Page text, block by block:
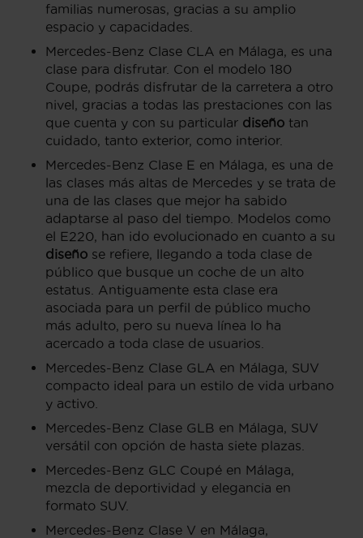
familias numerosas, gracias a su amplio
espacio y capacidades.
Mercedes-Benz Clase CLA en Málaga, es una
clase para disfrutar. Con el modelo 180
Coupe, podrás disfrutar de la carretera a otro
nivel, gracias a todas las prestaciones con las
que cuenta y con su particular diseño tan
cuidado, tanto exterior, como interior.
Mercedes-Benz Clase E en Málaga, es una de
las clases más altas de Mercedes y se trata de
una de las clases que mejor ha sabido
adaptarse al paso del tiempo. Modelos como
el E220, han ido evolucionado en cuanto a su
diseño se refiere, llegando a toda clase de
público que busque un coche de un alto
estatus. Antiguamente esta clase era
asociada para un perfil de público mucho
más adulto, pero su nueva línea lo ha
acercado a toda clase de usuarios.
Mercedes-Benz Clase GLA en Málaga, SUV
compacto ideal para un estilo de vida urbano
y activo.
Mercedes-Benz Clase GLB en Málaga, SUV
versátil con opción de hasta siete plazas.
Mercedes-Benz GLC Coupé en Málaga,
mezcla de deportividad y elegancia en
formato SUV.
Mercedes-Benz Clase V en Málaga,